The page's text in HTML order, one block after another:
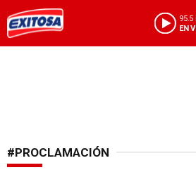
95.5
EN
#PROCLAMACIÓN